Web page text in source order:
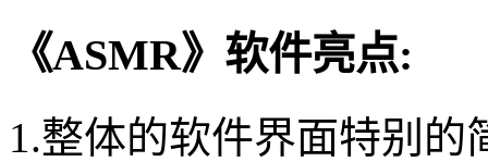
《ASMR》软件亮点:
1.整体的软件界面特别